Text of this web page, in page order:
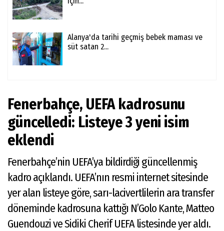
Alanya'da tarihi geçmiş bebek maması ve
süt satan 2...
Fenerbahçe, UEFA kadrosunu
güncelledi: Listeye 3 yeni isim
eklendi
Fenerbahçe’nin UEFA’ya bildirdiği güncellenmiş
kadro açıklandı. UEFA’nın resmi internet sitesinde
yer alan listeye göre, sarı-lacivertlilerin ara transfer
döneminde kadrosuna kattığı N’Golo Kante, Matteo
Guendouzi ve Sidiki Cherif UEFA listesinde yer aldı.